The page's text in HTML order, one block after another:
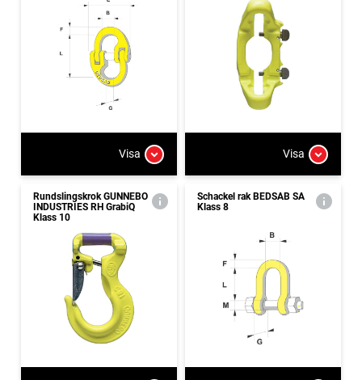
Visa Visa
Rundslingskrok GUNNEBO
INDUSTRIES RH GrabiQ
Klass 10
Schackel rak BEDSAB SA
Klass 8